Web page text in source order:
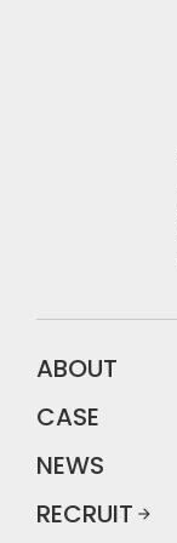
ABOUT
CASE
NEWS
RECRUIT arrow_forward